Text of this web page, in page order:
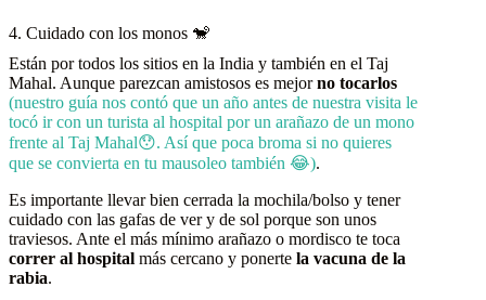
4. Cuidado con los monos 🐒
Están por todos los sitios en la India y también en el Taj
Mahal. Aunque parezcan amistosos es mejorno tocarlos
(nuestro guía nos contó que un año antes de nuestra visita le
tocó ir con un turista al hospital por un arañazo de un mono
frente al Taj Mahal😯. Así que poca broma si no quieres
que se convierta en tu mausoleo también 😂).
Es importante llevar bien cerrada la mochila/bolso y tener
cuidado con las gafas de ver y de sol porque son unos
traviesos. Ante el más mínimo arañazo o mordisco te toca
correr al hospital más cercano y ponerte la vacuna de la
rabia.